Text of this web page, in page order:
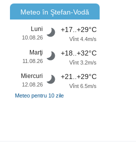
Meteo în Ştefan-Vodă
Luni
10.08.26
+17..+29°C
Vînt 4.4m/s
Marţi
11.08.26
+18..+32°C
Vînt 3.2m/s
Miercuri
12.08.26
+21..+29°C
Vînt 6.5m/s
Meteo pentru 10 zile